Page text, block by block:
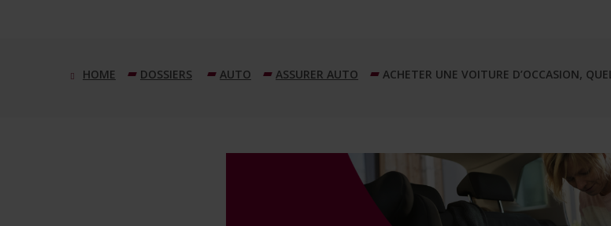
DOSSIERS AUTO ASSURER AUTO ACHETER UNE VOITURE D’OCCASION,